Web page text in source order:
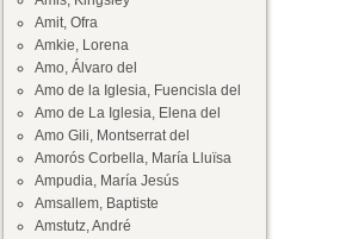
Amit, Ofra
Amkie, Lorena
Amo, Álvaro del
Amo de la Iglesia, Fuencisla del
Amo de La Iglesia, Elena del
Amo Gili, Montserrat del
Amorós Corbella, María Lluïsa
Ampudia, María Jesús
Amsallem, Baptiste
Amstutz, André